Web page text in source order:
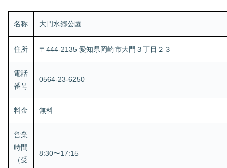
名称 大門水郷公園
住所 〒444-2135 愛知県岡崎市大門３丁目２３
電話
番号
0564-23-6250
料金 無料
営業
時間
（受
8:30〜17:15